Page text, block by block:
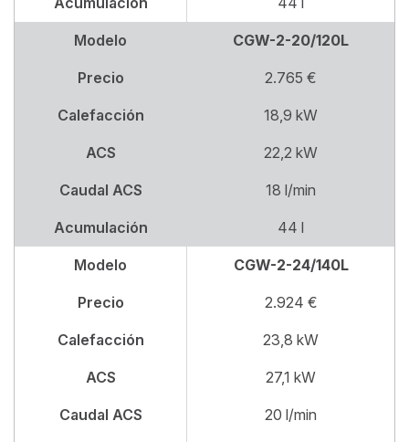
Modelo CGW-2-20/120L
Precio 2.765 €
Calefacción 18,9 kW
ACS 22,2 kW
Caudal ACS 18 l/min
Acumulación 44 l
Modelo CGW-2-24/140L
Precio 2.924 €
Calefacción 23,8 kW
ACS 27,1 kW
Caudal ACS 20 l/min